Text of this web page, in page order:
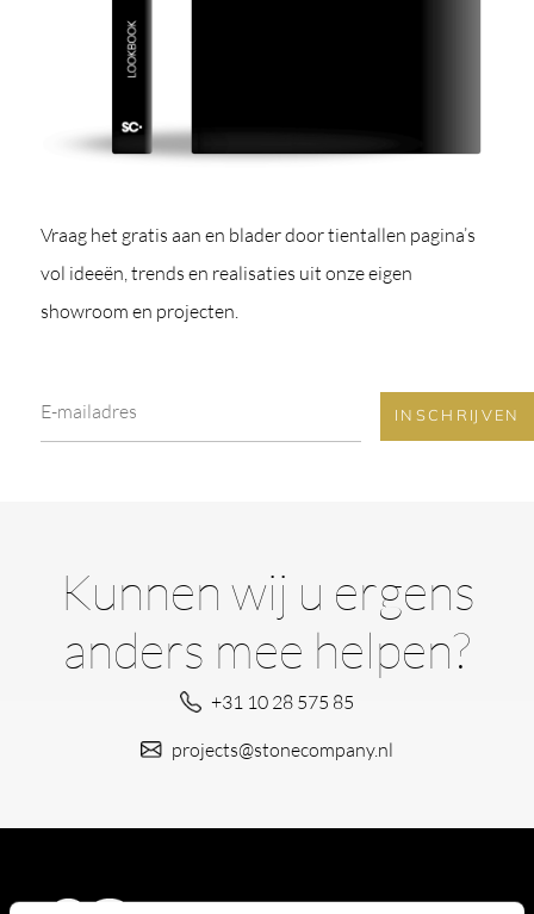
Vraag het gratis aan en blader door tientallen pagina’s
vol ideeën, trends en realisaties uit onze eigen
showroom en projecten.
Kunnen wij u ergens
anders mee helpen?
+31 10 28 575 85
projects@stonecompany.nl